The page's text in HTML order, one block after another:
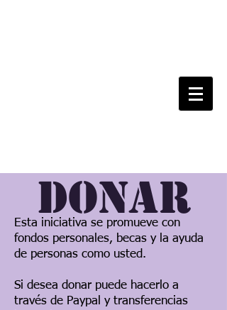
donar
Esta iniciativa se promueve con
fondos personales, becas y la ayuda
de personas como usted.
Si desea donar puede hacerlo a
través de Paypal y transferencias